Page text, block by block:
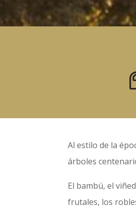
Al estilo de la
árboles
El bambú, el
frutales, los